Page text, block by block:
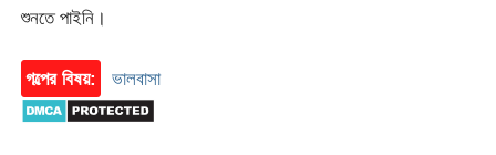
শুনতে পাইনি।
গল্পের বিষয়: ভালবাসা